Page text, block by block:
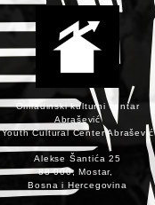
Omladinski kulturni centar
Abrašević
Youth Cultural Center Abrašević
Alekse Šantića 25
88 000, Mostar,
Bosna i Hercegovina